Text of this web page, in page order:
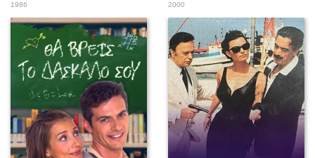
1986 2000